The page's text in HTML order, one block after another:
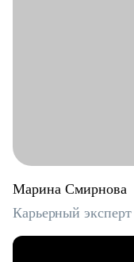
Марина Смирнова
Карьерный эксперт